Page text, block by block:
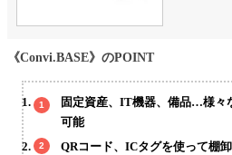
《Convi.BASE》のPOINT
固定資産、IT機器、備品…様々
可能
QRコード、ICタグを使って棚